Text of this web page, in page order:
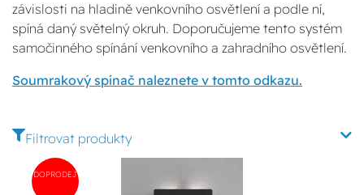
závislosti na hladině venkovního osvětlení a podle ní,
spíná daný světelný okruh. Doporučujeme tento systém
samočinného spínání venkovního a zahradního osvětlení.
Soumrakový spínač naleznete v tomto odkazu.
Filtrovat produkty
DOPRODEJ